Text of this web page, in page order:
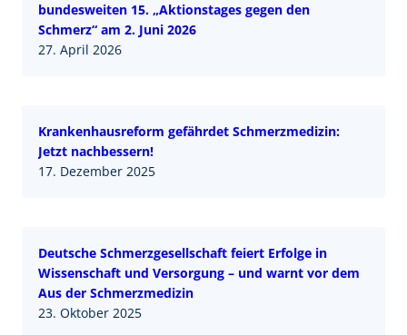
bundesweiten 15. „Aktionstages gegen den
Schmerz“ am 2. Juni 2026
27. April 2026
Krankenhausreform gefährdet Schmerzmedizin:
Jetzt nachbessern!
17. Dezember 2025
Deutsche Schmerzgesellschaft feiert Erfolge in
Wissenschaft und Versorgung – und warnt vor dem
Aus der Schmerzmedizin
23. Oktober 2025